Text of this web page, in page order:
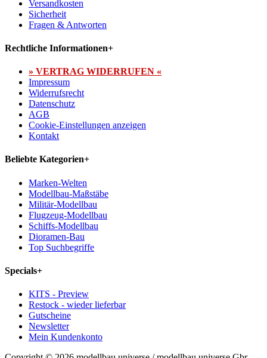
Versandkosten
Sicherheit
Fragen & Antworten
Rechtliche Informationen+
» VERTRAG WIDERRUFEN «
Impressum
Widerrufsrecht
Datenschutz
AGB
Cookie-Einstellungen anzeigen
Kontakt
Beliebte Kategorien+
Marken-Welten
Modellbau-Maßstäbe
Militär-Modellbau
Flugzeug-Modellbau
Schiffs-Modellbau
Dioramen-Bau
Top Suchbegriffe
Specials+
KITS - Preview
Restock - wieder lieferbar
Gutscheine
Newsletter
Mein Kundenkonto